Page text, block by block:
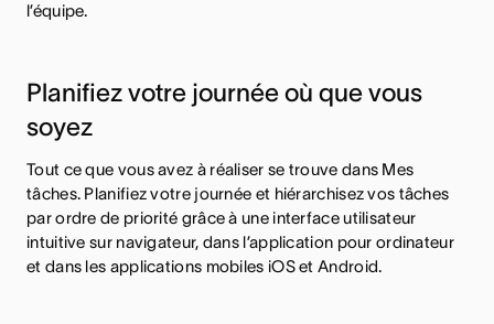
l’équipe.
Planifiez votre journée où que vous
soyez
Tout ce que vous avez à réaliser se trouve dans Mes
tâches. Planifiez votre journée et hiérarchisez vos tâches
par ordre de priorité grâce à une interface utilisateur
intuitive sur navigateur, dans l’application pour ordinateur
et dans les applications mobiles iOS et Android.